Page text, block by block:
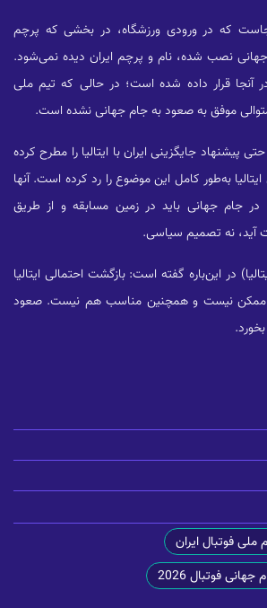
که در ورودی ورزشگاه، در بخشی که پرچم
نصب شده، نام و پرچم ایران دیده نمی‌شود.
آنجا قرار داده شده است؛ در حالی که تیم ملی
متوالی موفق به صعود به جام جهانی نشده است.
پیشنهاد جایگزینی ایران با ایتالیا را مطرح کرده
ایتالیا به‌طور کامل این موضوع را رد کرده است. آنها
در جام جهانی باید در زمین مسابقه و از طریق
نه تصمیم سیاسی.
در این‌باره گفته است: بازگشت احتمالی ایتالیا
ممکن نیست و همچنین مناسب هم نیست. صعود
ملی فوتبال ایران
جهانی فوتبال 2026